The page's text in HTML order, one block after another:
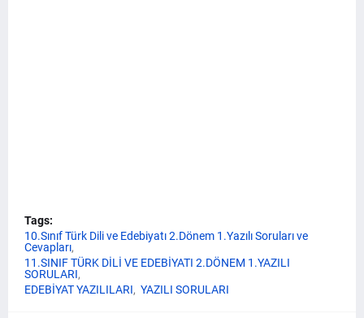
Tags:
10.Sınıf Türk Dili ve Edebiyatı 2.Dönem 1.Yazılı Soruları ve
Cevapları
11.SINIF TÜRK DİLİ VE EDEBİYATI 2.DÖNEM 1.YAZILI
SORULARI
EDEBİYAT YAZILILARI
YAZILI SORULARI